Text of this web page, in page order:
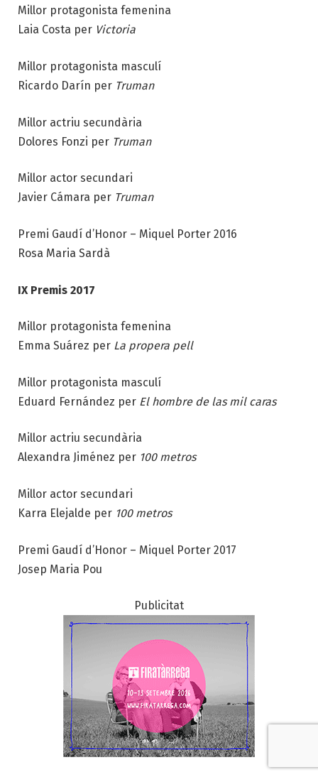
Millor protagonista femenina
Laia Costa per Victoria
Millor protagonista masculí
Ricardo Darín per Truman
Millor actriu secundària
Dolores Fonzi per Truman
Millor actor secundari
Javier Cámara per Truman
Premi Gaudí d’Honor – Miquel Porter 2016
Rosa Maria Sardà
IX Premis 2017
Millor protagonista femenina
Emma Suárez per La propera pell
Millor protagonista masculí
Eduard Fernández per El hombre de las mil caras
Millor actriu secundària
Alexandra Jiménez per 100 metros
Millor actor secundari
Karra Elejalde per 100 metros
Premi Gaudí d’Honor – Miquel Porter 2017
Josep Maria Pou
Publicitat